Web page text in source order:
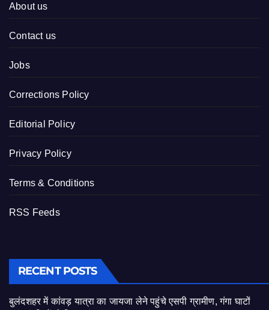
About us
Contact us
Jobs
Corrections Policy
Editorial Policy
Privacy Policy
Terms & Conditions
RSS Feeds
RECENT POSTS
बुलंदशहर में कांवड़ यात्रा का जायजा लेने पहुंचे एसपी ग्रामीण, गंगा घाटों